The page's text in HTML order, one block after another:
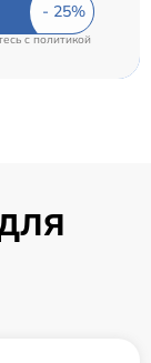
cполитикой